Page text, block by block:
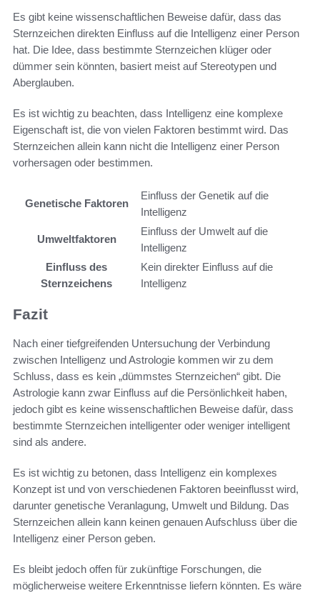
Es gibt keine wissenschaftlichen Beweise dafür, dass das
Sternzeichen direkten Einfluss auf die Intelligenz einer Person
hat. Die Idee, dass bestimmte Sternzeichen klüger oder
dümmer sein könnten, basiert meist auf Stereotypen und
Aberglauben.
Es ist wichtig zu beachten, dass Intelligenz eine komplexe
Eigenschaft ist, die von vielen Faktoren bestimmt wird. Das
Sternzeichen allein kann nicht die Intelligenz einer Person
vorhersagen oder bestimmen.
Genetische Faktoren
Einfluss der Genetik auf die
Intelligenz
Umweltfaktoren
Einfluss der Umwelt auf die
Intelligenz
Einfluss des
Sternzeichens
Kein direkter Einfluss auf die
Intelligenz
Fazit
Nach einer tiefgreifenden Untersuchung der Verbindung
zwischen Intelligenz und Astrologie kommen wir zu dem
Schluss, dass es kein „dümmstes Sternzeichen“ gibt. Die
Astrologie kann zwar Einfluss auf die Persönlichkeit haben,
jedoch gibt es keine wissenschaftlichen Beweise dafür, dass
bestimmte Sternzeichen intelligenter oder weniger intelligent
sind als andere.
Es ist wichtig zu betonen, dass Intelligenz ein komplexes
Konzept ist und von verschiedenen Faktoren beeinflusst wird,
darunter genetische Veranlagung, Umwelt und Bildung. Das
Sternzeichen allein kann keinen genauen Aufschluss über die
Intelligenz einer Person geben.
Es bleibt jedoch offen für zukünftige Forschungen, die
möglicherweise weitere Erkenntnisse liefern könnten. Es wäre